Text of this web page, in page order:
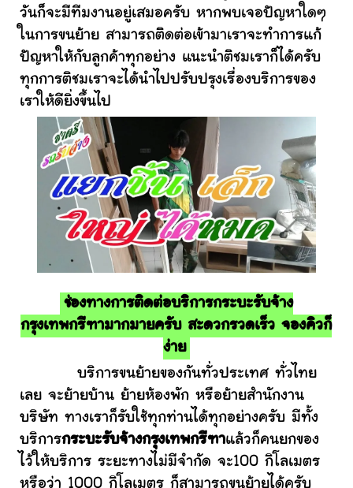
วันก็จะมีทีมงานอยู่เสมอครับ หากพบเจอปัญหาใดๆ
ในการขนย้าย สามารถติดต่อเข้ามาเราจะทำการแก้
ปัญหาให้กับลูกค้าทุกอย่าง แนะนำติชมเราก็ได้ครับ
ทุกการติชมเราจะได้นำไปปรับปรุงเรื่องบริการของ
เราให้ดียิ่งขึ้นไป
ช่องทางการติดต่อบริการกระบะรับจ้าง
กรุงเทพกรีฑามากมายครับ สะดวกรวดเร็ว จองคิวก็
ง่าย
บริการขนย้ายของกันทั่วประเทศ ทั่วไทย
เลย จะย้ายบ้าน ย้ายห้องพัก หรือย้ายสำนักงาน
บริษัท ทางเราก็รับใช้ทุกท่านได้ทุกอย่างครับ มีทั้ง
บริการกระบะรับจ้างกรุงเทพกรีฑาแล้วก็คนยกของ
ไว้ให้บริการ ระยะทางไม่มีจำกัด จะ100 กิโลเมตร
หรือว่า 1000 กิโลเมตร ก็สามารถขนย้ายได้ครับ